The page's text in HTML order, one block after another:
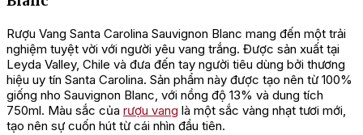
Rượu Vang Santa Carolina Sauvignon Blanc mang đến một trải
nghiệm tuyệt vời với người yêu vang trắng. Được sản xuất tại
Leyda Valley, Chile và đưa đến tay người tiêu dùng bởi thương
hiệu uy tín Santa Carolina. Sản phẩm này được tạo nên từ 100%
giống nho Sauvignon Blanc, với nồng độ 13% và dung tích
750ml. Màu sắc của rượu vang là một sắc vàng nhạt tươi mới,
tạo nên sự cuốn hút từ cái nhìn đầu tiên.